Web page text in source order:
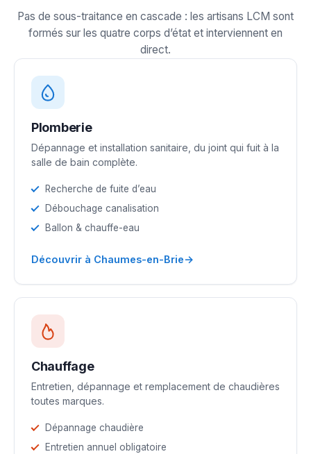
Pas de sous-traitance en cascade : les artisans LCM sont
formés sur les quatre corps d’état et interviennent en
direct.
Plomberie
Dépannage et installation sanitaire, du joint qui fuit à la
salle de bain complète.
Recherche de fuite d’eau
Débouchage canalisation
Ballon & chauffe-eau
Découvrir à Chaumes-en-Brie→
Chauffage
Entretien, dépannage et remplacement de chaudières
toutes marques.
Dépannage chaudière
Entretien annuel obligatoire